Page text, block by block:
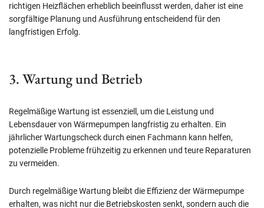
richtigen Heizflächen erheblich beeinflusst werden, daher ist eine
sorgfältige Planung und Ausführung entscheidend für den
langfristigen Erfolg.
3. Wartung und Betrieb
Regelmäßige Wartung ist essenziell, um die Leistung und
Lebensdauer von Wärmepumpen langfristig zu erhalten. Ein
jährlicher Wartungscheck durch einen Fachmann kann helfen,
potenzielle Probleme frühzeitig zu erkennen und teure Reparaturen
zu vermeiden.
Durch regelmäßige Wartung bleibt die Effizienz der Wärmepumpe
erhalten, was nicht nur die Betriebskosten senkt, sondern auch die